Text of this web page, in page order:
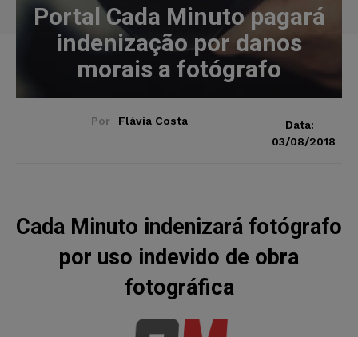
Portal Cada Minuto pagará
indenização por danos
morais a fotógrafo
Por Flávia Costa
Data:
03/08/2018
Cada Minuto indenizará fotógrafo
por uso indevido de obra
fotográfica